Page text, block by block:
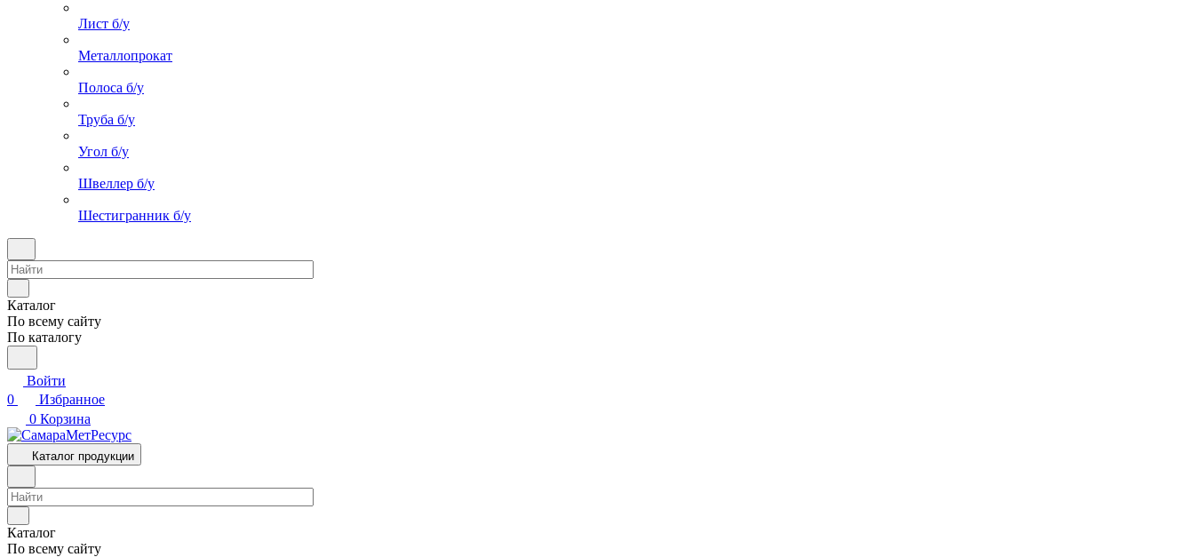
Лист б/у
Металлопрокат
Полоса б/у
Труба б/у
Угол б/у
Швеллер б/у
Шестигранник б/у
Каталог
По всему сайту
По каталогу
Войти
0
Избранное
0 Корзина
Каталог продукции
Каталог
По всему сайту